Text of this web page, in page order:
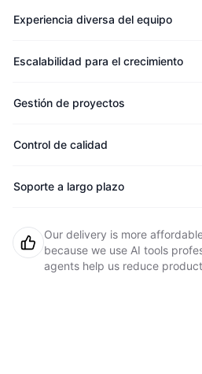
Experiencia diversa del equipo
Escalabilidad para el crecimiento
Gestión de proyectos
Control de calidad
Soporte a largo plazo
Our delivery is more
because we use AI tools
agents help us reduce